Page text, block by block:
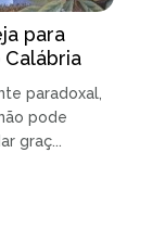
para
paradoxal,
pode
graç...